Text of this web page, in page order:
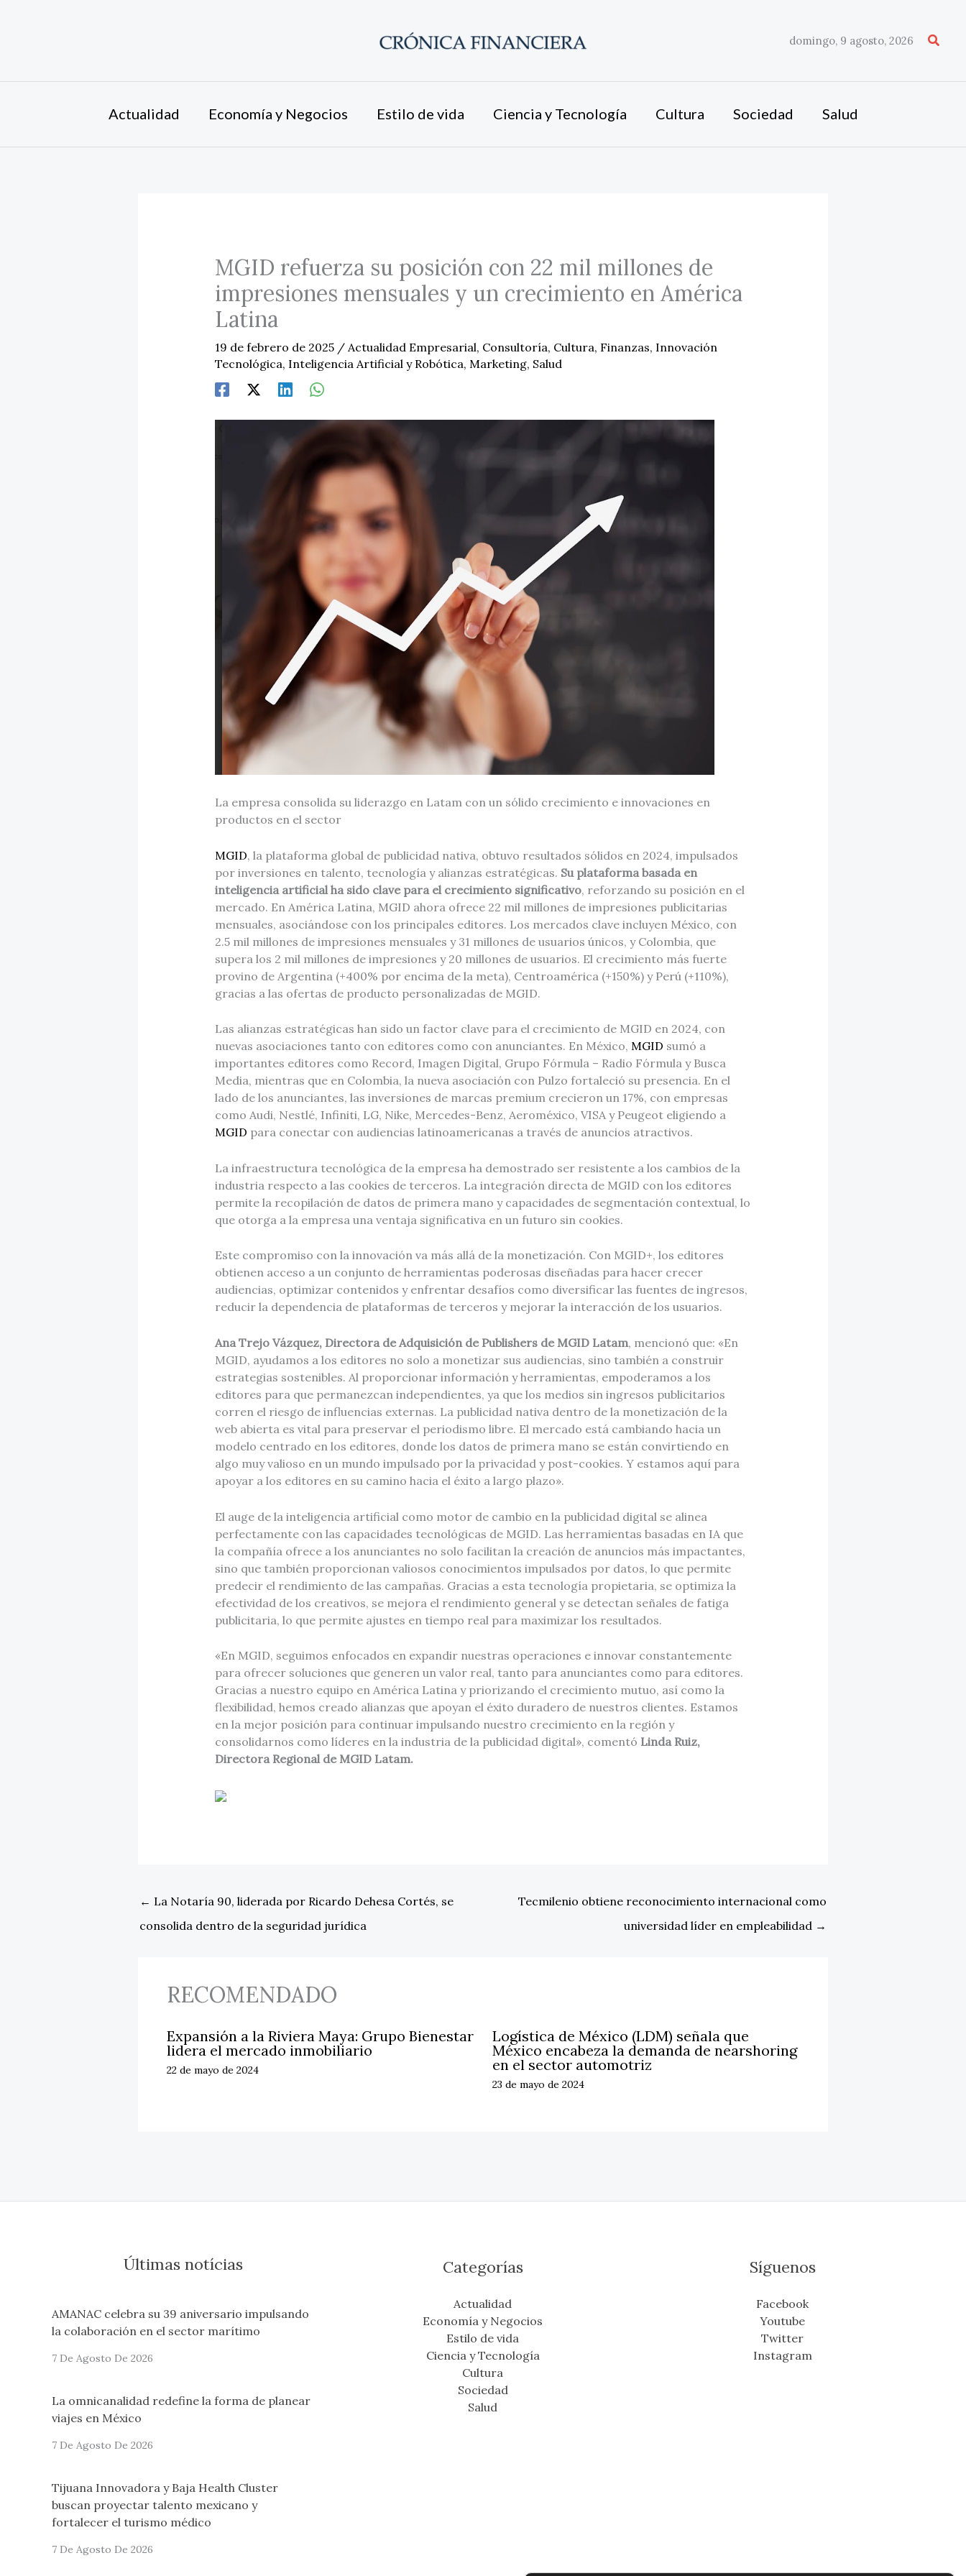
domingo, 9 agosto, 2026
Actualidad Economía y Negocios Estilo de vida Ciencia y Tecnología Cultura Sociedad Salud
MGID refuerza su posición con 22 mil millones de
impresiones mensuales y un crecimiento en América
Latina
19 de febrero de 2025 / Actualidad Empresarial, Consultoría, Cultura, Finanzas, Innovación
Tecnológica, Inteligencia Artificial y Robótica, Marketing, Salud
La empresa consolida su liderazgo en Latam con un sólido crecimiento e innovaciones en
productos en el sector
MGID, la plataforma global de publicidad nativa, obtuvo resultados sólidos en 2024, impulsados
por inversiones en talento, tecnología y alianzas estratégicas. Su plataforma basada en
inteligencia artificial ha sido clave para el crecimiento significativo, reforzando su posición en el
mercado. En América Latina, MGID ahora ofrece 22 mil millones de impresiones publicitarias
mensuales, asociándose con los principales editores. Los mercados clave incluyen México, con
2.5 mil millones de impresiones mensuales y 31 millones de usuarios únicos, y Colombia, que
supera los 2 mil millones de impresiones y 20 millones de usuarios. El crecimiento más fuerte
provino de Argentina (+400% por encima de la meta), Centroamérica (+150%) y Perú (+110%),
gracias a las ofertas de producto personalizadas de MGID.
Las alianzas estratégicas han sido un factor clave para el crecimiento de MGID en 2024, con
nuevas asociaciones tanto con editores como con anunciantes. En México, MGID sumó a
importantes editores como Record, Imagen Digital, Grupo Fórmula – Radio Fórmula y Busca
Media, mientras que en Colombia, la nueva asociación con Pulzo fortaleció su presencia. En el
lado de los anunciantes, las inversiones de marcas premium crecieron un 17%, con empresas
como Audi, Nestlé, Infiniti, LG, Nike, Mercedes-Benz, Aeroméxico, VISA y Peugeot eligiendo a
MGID para conectar con audiencias latinoamericanas a través de anuncios atractivos.
La infraestructura tecnológica de la empresa ha demostrado ser resistente a los cambios de la
industria respecto a las cookies de terceros. La integración directa de MGID con los editores
permite la recopilación de datos de primera mano y capacidades de segmentación contextual, lo
que otorga a la empresa una ventaja significativa en un futuro sin cookies.
Este compromiso con la innovación va más allá de la monetización. Con MGID+, los editores
obtienen acceso a un conjunto de herramientas poderosas diseñadas para hacer crecer
audiencias, optimizar contenidos y enfrentar desafíos como diversificar las fuentes de ingresos,
reducir la dependencia de plataformas de terceros y mejorar la interacción de los usuarios.
Ana Trejo Vázquez, Directora de Adquisición de Publishers de MGID Latam, mencionó que: «En
MGID, ayudamos a los editores no solo a monetizar sus audiencias, sino también a construir
estrategias sostenibles. Al proporcionar información y herramientas, empoderamos a los
editores para que permanezcan independientes, ya que los medios sin ingresos publicitarios
corren el riesgo de influencias externas. La publicidad nativa dentro de la monetización de la
web abierta es vital para preservar el periodismo libre. El mercado está cambiando hacia un
modelo centrado en los editores, donde los datos de primera mano se están convirtiendo en
algo muy valioso en un mundo impulsado por la privacidad y post-cookies. Y estamos aquí para
apoyar a los editores en su camino hacia el éxito a largo plazo».
El auge de la inteligencia artificial como motor de cambio en la publicidad digital se alinea
perfectamente con las capacidades tecnológicas de MGID. Las herramientas basadas en IA que
la compañía ofrece a los anunciantes no solo facilitan la creación de anuncios más impactantes,
sino que también proporcionan valiosos conocimientos impulsados por datos, lo que permite
predecir el rendimiento de las campañas. Gracias a esta tecnología propietaria, se optimiza la
efectividad de los creativos, se mejora el rendimiento general y se detectan señales de fatiga
publicitaria, lo que permite ajustes en tiempo real para maximizar los resultados.
«En MGID, seguimos enfocados en expandir nuestras operaciones e innovar constantemente
para ofrecer soluciones que generen un valor real, tanto para anunciantes como para editores.
Gracias a nuestro equipo en América Latina y priorizando el crecimiento mutuo, así como la
flexibilidad, hemos creado alianzas que apoyan el éxito duradero de nuestros clientes. Estamos
en la mejor posición para continuar impulsando nuestro crecimiento en la región y
consolidarnos como líderes en la industria de la publicidad digital», comentó Linda Ruiz,
Directora Regional de MGID Latam.
← La Notaría 90, liderada por Ricardo Dehesa Cortés, se
consolida dentro de la seguridad jurídica
Tecmilenio obtiene reconocimiento internacional como
universidad líder en empleabilidad →
RECOMENDADO
Expansión a la Riviera Maya: Grupo Bienestar
lidera el mercado inmobiliario
22 de mayo de 2024
Logística de México (LDM) señala que
México encabeza la demanda de nearshoring
en el sector automotriz
23 de mayo de 2024
Últimas notícias
AMANAC celebra su 39 aniversario impulsando
la colaboración en el sector marítimo
7 De Agosto De 2026
La omnicanalidad redefine la forma de planear
viajes en México
7 De Agosto De 2026
Tijuana Innovadora y Baja Health Cluster
buscan proyectar talento mexicano y
fortalecer el turismo médico
7 De Agosto De 2026
Categorías
Actualidad
Economía y Negocios
Estilo de vida
Ciencia y Tecnología
Cultura
Sociedad
Salud
Síguenos
Facebook
Youtube
Twitter
Instagram